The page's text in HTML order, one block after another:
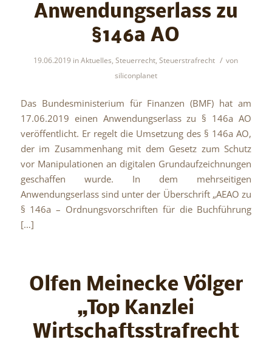
Anwendungserlass zu
§146a AO
19.06.2019 inAktuelles,Steuerrecht,Steuerstrafrecht / von
siliconplanet
Das Bundesministerium für Finanzen (BMF) hat am
17.06.2019 einen Anwendungserlass zu § 146a AO
veröffentlicht. Er regelt die Umsetzung des § 146a AO,
der im Zusammenhang mit dem Gesetz zum Schutz
vor Manipulationen an digitalen Grundaufzeichnungen
geschaffen wurde. In dem mehrseitigen
Anwendungserlass sind unter der Überschrift „AEAO zu
§ 146a – Ordnungsvorschriften für die Buchführung
[…]
Olfen Meinecke Völger
„Top Kanzlei
Wirtschaftsstrafrecht